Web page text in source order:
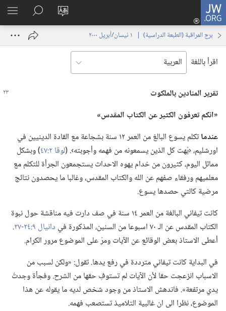
JW.ORG
تغيير
الموقع
تسجيل
الدخول
نافذة
البحث
في
JW.‎ORG
برج المراقبة (‏الطبعة الدراسية)‏ | ‏‎ ١‏ ‏‎نيسان/أبريل‏ ‎٢٠٠٠
اقرأ باللغة
تقرير المنادين بالملكوت
‏«انكم تعرفون الكثير عن الكتاب المقدس»‏
عندما
تكلم يسوع البالغ من العمر ١٢ سنة بشجاعة مع القادة الدينيين في
اورشليم،‏ ‹بُهت كل الذين يسمعونه من فهمه وأجوبته›.‏ (‏لوقا ٢:‏٤٧
‏)‏ وبشكل
مماثل اليوم،‏ كثيرون من خدام يهوه الاحداث يستجمعون الجرأة للتكلم مع
معلميهم ورفقاء صفهم عن الله والكتاب المقدس،‏ وغالبا ما يحصدون نتائج
مرضية كالتي حصدها يسوع.‏
كانت تيفاني البالغة من العمر ١٤ سنة في صف دارت فيه مناقشة حول نبوة
الكتاب المقدس عن الـ‍ ٧٠ اسبوعا من السنين،‏ المذكورة في
دانيال ٩:‏٢٤-‏٢٧
‏.‏
أعطى الاستاذ بعض الوقائع عن الآيات ومرّ على الموضوع مرور الكرام.‏
في البداية كانت تيفاني مترددة في رفع يدها.‏ تقول:‏ «ولكن لسبب من
الاسباب انزعجت حقا لأن الآيات لم تستوفِ حقها من الشرح.‏ وفجأة وجدتُ
يدي مرتفعة».‏ فاندهش الاستاذ من وجود شخص لديه ما يقوله عن هذا
الموضوع،‏ نظرا الى ان غالبية التلاميذ تستصعب فهمه.‏